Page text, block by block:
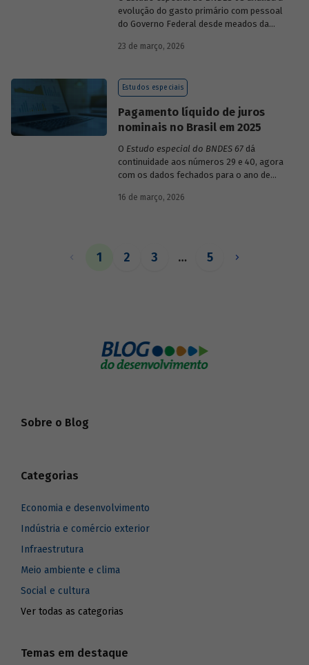
evolução do gasto primário com pessoal
do Governo Federal desde meados da
durante esse período e as mudanças
23 de março, 2026
Estudos especiais
Pagamento líquido de juros
nominais no Brasil em 2025
O Estudo especial do BNDES 67dá
continuidade aos números 29 e 40, agora
com os dados fechados para o ano de
16 de março, 2026
1 2 3 … 5
Sobre o Blog
Categorias
Economia e desenvolvimento
Indústria e comércio exterior
Infraestrutura
Meio ambiente e clima
Social e cultura
Ver todas as categorias
Temas em destaque